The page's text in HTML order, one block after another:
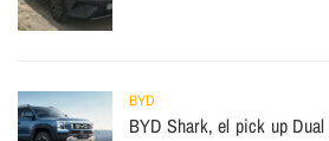
BYD
BYD Shark, el pick up